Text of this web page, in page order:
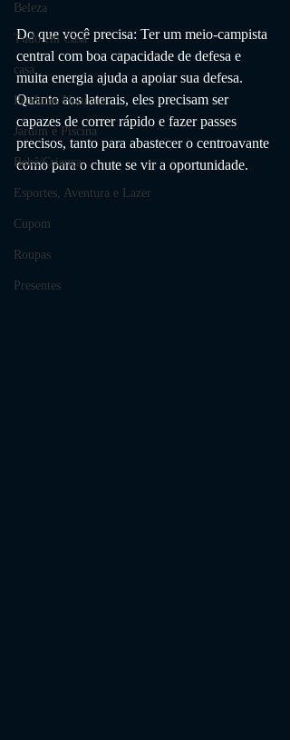
Beleza
Tudo em Casa
casa
Produtos Naturais
Jardim e Piscina
Bebê/Criança
Esportes, Aventura e Lazer
Cupom
Roupas
Presentes
Do que você precisa: Ter um meio-campista
central com boa capacidade de defesa e
muita energia ajuda a apoiar sua defesa.
Quanto aos laterais, eles precisam ser
capazes de correr rápido e fazer passes
precisos, tanto para abastecer o centroavante
como para o chute se vir a oportunidade.